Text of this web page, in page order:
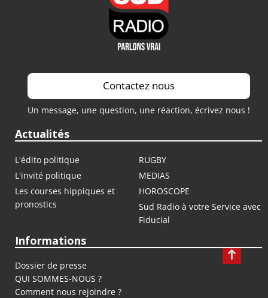
Contactez nous
Un message, une question, une réaction, écrivez nous !
Actualités
L'édito politique
RUGBY
L'invité politique
MEDIAS
Les courses hippiques et
pronostics
HOROSCOPE
Sud Radio à votre Service avec
Fiducial
Informations
Dossier de presse
QUI SOMMES-NOUS ?
Comment nous rejoindre ?